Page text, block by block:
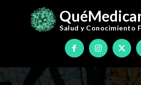
Salud y Conocimiento